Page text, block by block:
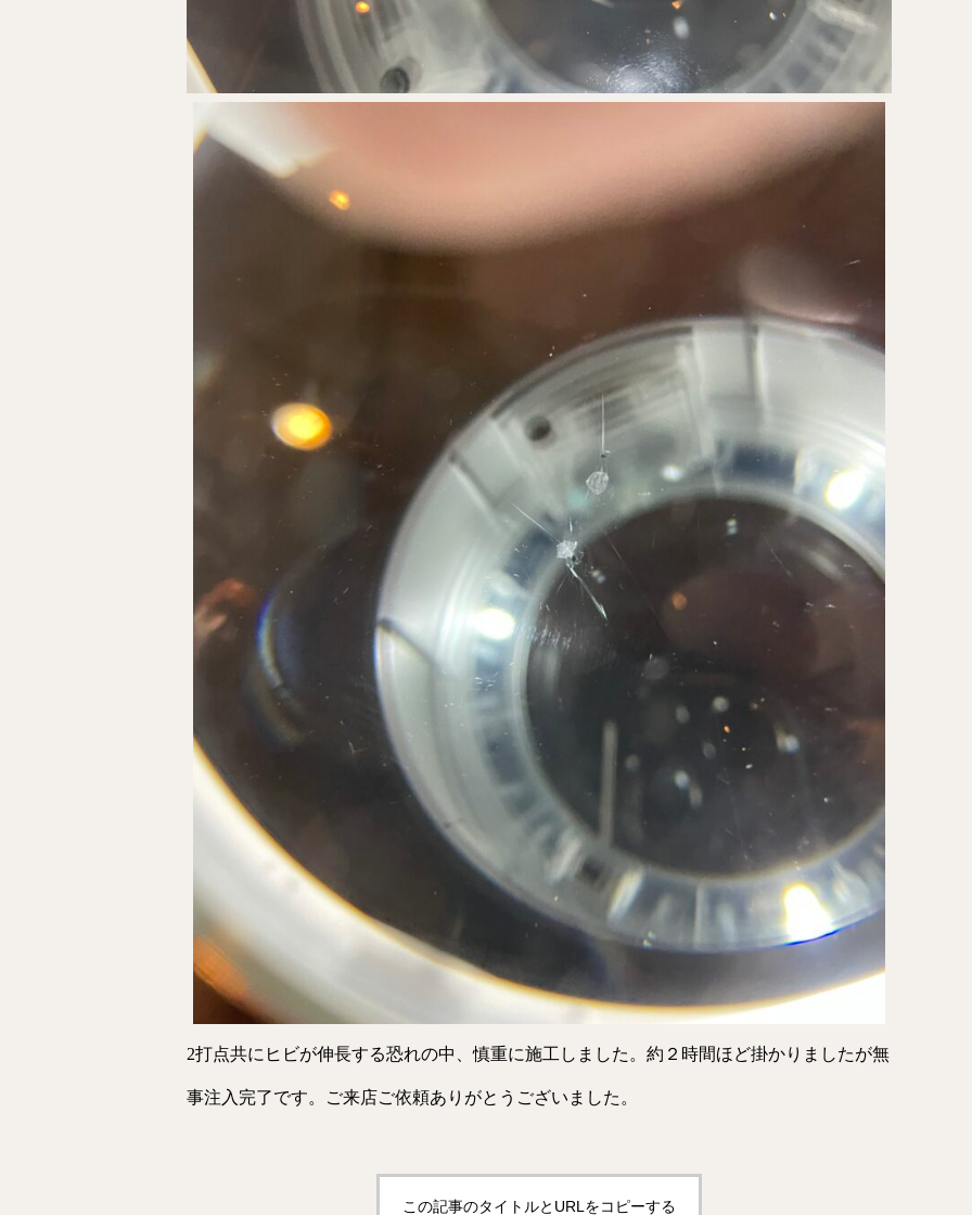
2打点共にヒビが伸長する恐れの中、慎重に施工しました。約２時間ほど掛かりましたが無
事注入完了です。ご来店ご依頼ありがとうございました。
この記事のタイトルとURLをコピーする